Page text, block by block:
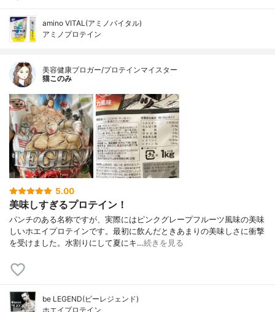
amino VITAL(アミノバイタル)
アミノプロテイン
美容健康ブロガー/プロテインマイスター
猫このみ
5.00
美味しすぎるプロテイン！
パンチのある名称ですが、実際にはピンクグレープフルーツ風味の美味
しいホエイプロテインです。最初に飲んだときあまりの美味しさに衝撃
を受けました。水割りにして夏にキ…続きを見る
be LEGEND(ビーレジェンド)
ホエイプロテイン